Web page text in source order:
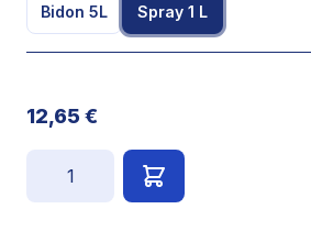
Bidon 5L Spray 1 L
12,65 €